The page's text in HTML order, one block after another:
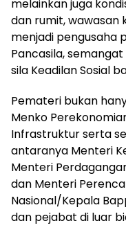
melainkan juga
dan rumit, wawasan
menjadi pengusaha
Pancasila,
sila Keadilan Sosial
Pemateri bukan
Menko
Infrastruktur serta
antaranya Menteri
Menteri
dan Menteri
Nasional/Kepala
dan pejabat di luar